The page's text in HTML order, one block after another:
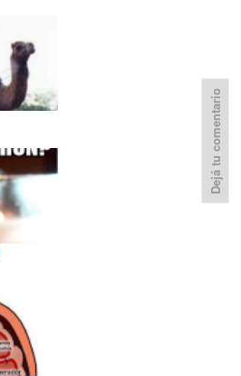
Dejá tu comentario